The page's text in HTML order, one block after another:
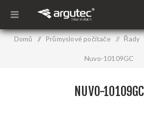
Domů / Průmyslové počítače / Řady
Nuvo-10109GC
NUVO-10109GC